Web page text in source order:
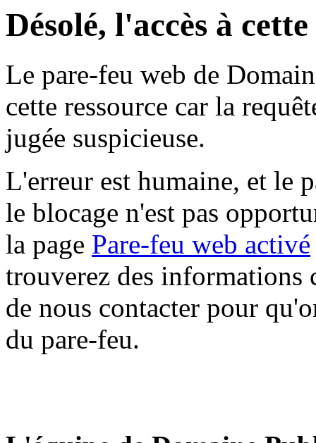
Désolé, l'accès à
Le pare-feu web de
cette ressource car la
jugée suspicieuse.
L'erreur est humaine, et le
le blocage n'est pas
la page Pare-feu web activé
trouverez des informations
de nous contacter pour
du pare-feu.